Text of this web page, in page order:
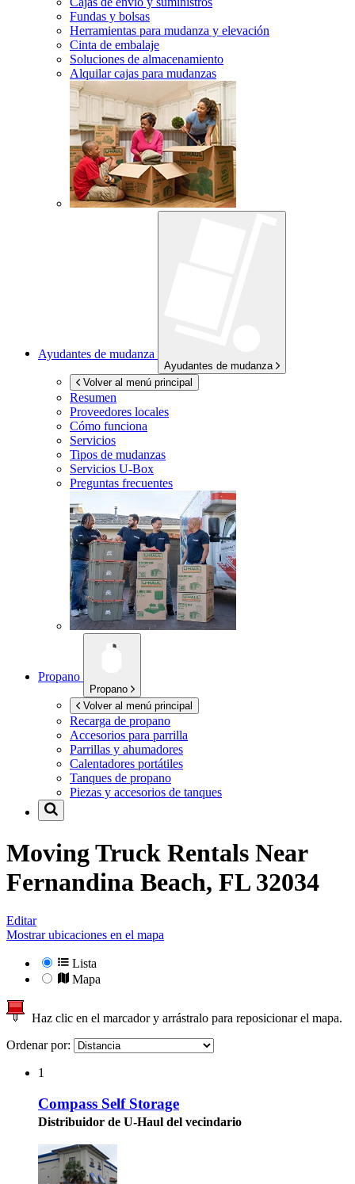
Fundas y bolsas
Herramientas para mudanza y elevación
Cinta de embalaje
Soluciones de almacenamiento
Alquilar cajas para mudanzas
Ayudantes de mudanza
Ayudantes de mudanza
Volver al menú principal
Resumen
Proveedores locales
Cómo funciona
Servicios
Tipos de mudanzas
Servicios U-Box
Preguntas frecuentes
Propano
Propano
Volver al menú principal
Recarga de propano
Accesorios para parrilla
Parrillas y ahumadores
Calentadores portátiles
Tanques de propano
Piezas y accesorios de tanques
Moving Truck Rentals Near
Fernandina Beach, FL 32034
Editar
Mostrar ubicaciones en el mapa
Lista
Mapa
Haz clic en el marcador y arrástralo para reposicionar el mapa.
Ordenar por:
1
Compass Self Storage
Distribuidor de U-Haul del vecindario